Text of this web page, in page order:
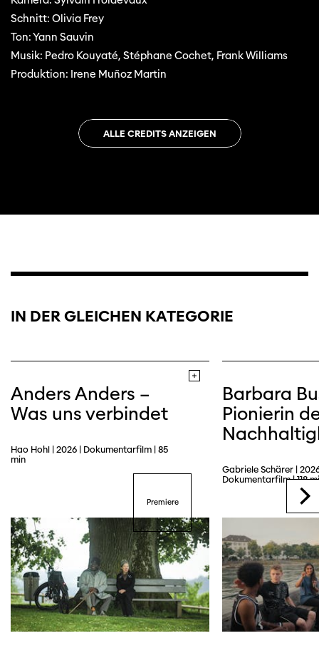
Schnitt: Olivia Frey
Ton: Yann Sauvin
Musik: Pedro Kouyaté, Stéphane Cochet, Frank Williams
Produktion: Irene Muñoz Martin
Trailer
ALLE CREDITS ANZEIGEN
IN DER GLEICHEN KATEGORIE
Anders Anders –
Was uns verbindet
Hao Hohl | 2026 | Dokumentarfilm | 85
min
Premiere
Barbara
Pionierin
Gabriele Schärer |
Dokumentarfilm | 118